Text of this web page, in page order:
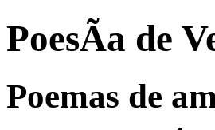
PoesÃ­a de
Poemas de